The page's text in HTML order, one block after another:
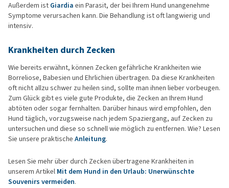
Außerdem ist Giardia ein Parasit, der bei Ihrem Hund unangenehme
Symptome verursachen kann. Die Behandlung ist oft langwierig und
intensiv.
Krankheiten durch Zecken
Wie bereits erwähnt, können Zecken gefährliche Krankheiten wie
Borreliose, Babesien und Ehrlichien übertragen. Da diese Krankheiten
oft nicht allzu schwer zu heilen sind, sollte man ihnen lieber vorbeugen.
Zum Glück gibt es viele gute Produkte, die Zecken an Ihrem Hund
abtöten oder sogar fernhalten. Darüber hinaus wird empfohlen, den
Hund täglich, vorzugsweise nach jedem Spaziergang, auf Zecken zu
untersuchen und diese so schnell wie möglich zu entfernen. Wie? Lesen
Sie unsere praktische Anleitung.
Lesen Sie mehr über durch Zecken übertragene Krankheiten in
unserem Artikel Mit dem Hund in den Urlaub: Unerwünschte
Souvenirs vermeiden.